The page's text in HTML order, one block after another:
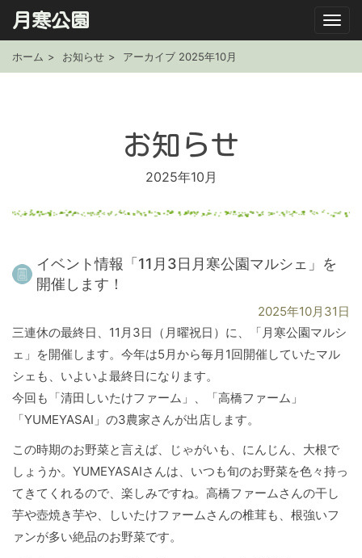
月寒公園
ホーム お知らせ アーカイブ 2025年10月
お知らせ
2025年10月
イベント情報「11月3日月寒公園マルシェ」を
開催します！
2025年10月31日
三連休の最終日、11月3日（月曜祝日）に、「月寒公園マルシ
ェ」を開催します。今年は5月から毎月1回開催していたマル
シェも、いよいよ最終日になります。
今回も「清田しいたけファーム」、「高橋ファーム」
「YUMEYASAI」の3農家さんが出店します。
この時期のお野菜と言えば、じゃがいも、にんじん、大根で
しょうか。YUMEYASAIさんは、いつも旬のお野菜を色々持っ
てきてくれるので、楽しみですね。高橋ファームさんの干し
芋や壺焼き芋や、しいたけファームさんの椎茸も、根強いフ
ァンが多い絶品のお野菜です。